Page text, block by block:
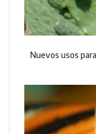
Nuevos usos